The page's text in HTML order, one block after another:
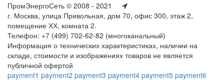
ПромЭнергоСеть © 2008 - 2021
г. Москва, улица Привольная, дом 70, офис 300, этаж 2,
помещение ХХ, комната 2.
Телефон: +7 (499) 702-62-82 (многоканальный)
Информация о технических характеристиках, наличии на
складе, стоимости и изображениях товаров не является
публичной офертой
payment1 payment2 payment3 payment4 payment5 payment6